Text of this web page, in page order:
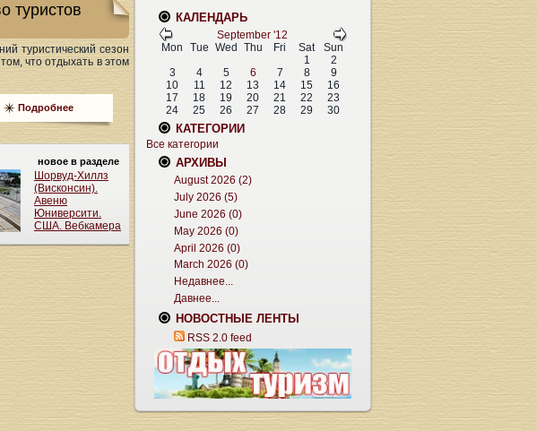
туристов
туристический сезон
что отдыхать в этом
Подробнее
КАЛЕНДАРЬ
September '12
Mon
Tue Wed Thu Fri Sat
Sun
1
2
3
4 5 6 7 8
9
10
11 12 13 14 15
16
17
18 19 20 21 22
23
24
25 26 27 28 29 30
КАТЕГОРИИ
Все категории
АРХИВЫ
August 2026 (2)
July 2026 (5)
June 2026 (0)
May 2026 (0)
April 2026 (0)
March 2026 (0)
Недавнее...
Давнее...
НОВОСТНЫЕ ЛЕНТЫ
RSS 2.0 feed